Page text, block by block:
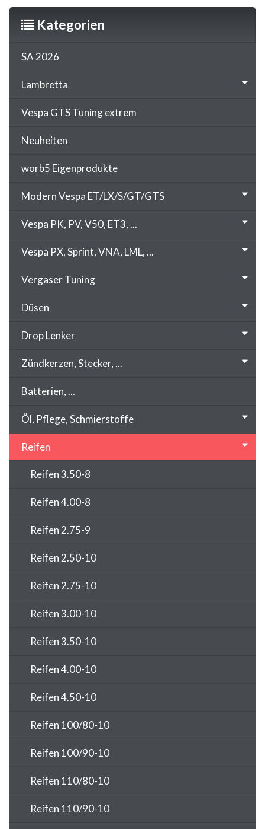
Kategorien
SA 2026
Lambretta
Vespa GTS Tuning extrem
Neuheiten
worb5 Eigenprodukte
Modern Vespa ET/LX/S/GT/GTS
Vespa PK, PV, V50, ET3, ...
Vespa PX, Sprint, VNA, LML, ...
Vergaser Tuning
Düsen
Drop Lenker
Zündkerzen, Stecker, ...
Batterien, ...
Öl, Pflege, Schmierstoffe
Reifen
Reifen 3.50-8
Reifen 4.00-8
Reifen 2.75-9
Reifen 2.50-10
Reifen 2.75-10
Reifen 3.00-10
Reifen 3.50-10
Reifen 4.00-10
Reifen 4.50-10
Reifen 100/80-10
Reifen 100/90-10
Reifen 110/80-10
Reifen 110/90-10